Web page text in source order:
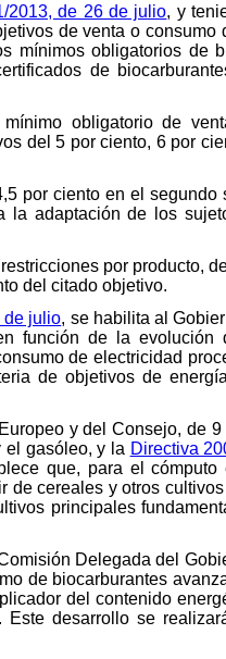
2013, de 26 de julio, y
de venta o consumo
mínimos obligatorios de
de
obligatorio de
del 5 por ciento, 6 por
por ciento en el segundo
la adaptación de los
por producto,
del citado objetivo.
de julio, se habilita al
función de la
de electricidad
de objetivos de
y del Consejo, de
el gasóleo, y la Directiva
que, para el
de cereales y otros
principales
Delegada del
de biocarburantes
del contenido
desarrollo se